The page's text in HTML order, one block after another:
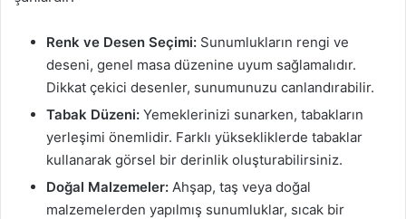
Renk ve Desen Seçimi: Sunumlukların rengi ve
deseni, genel masa düzenine uyum sağlamalıdır.
Dikkat çekici desenler, sunumunuzu canlandırabilir.
Tabak Düzeni: Yemeklerinizi sunarken, tabakların
yerleşimi önemlidir. Farklı yüksekliklerde tabaklar
kullanarak görsel bir derinlik oluşturabilirsiniz.
Doğal Malzemeler: Ahşap, taş veya doğal
malzemelerden yapılmış sunumluklar, sıcak bir